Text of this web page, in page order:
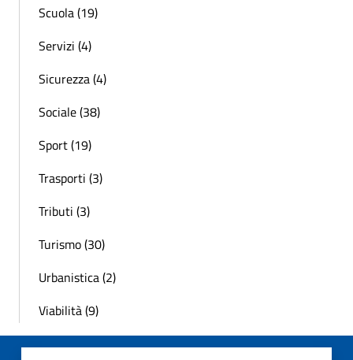
Scuola (19)
Servizi (4)
Sicurezza (4)
Sociale (38)
Sport (19)
Trasporti (3)
Tributi (3)
Turismo (30)
Urbanistica (2)
Viabilità (9)